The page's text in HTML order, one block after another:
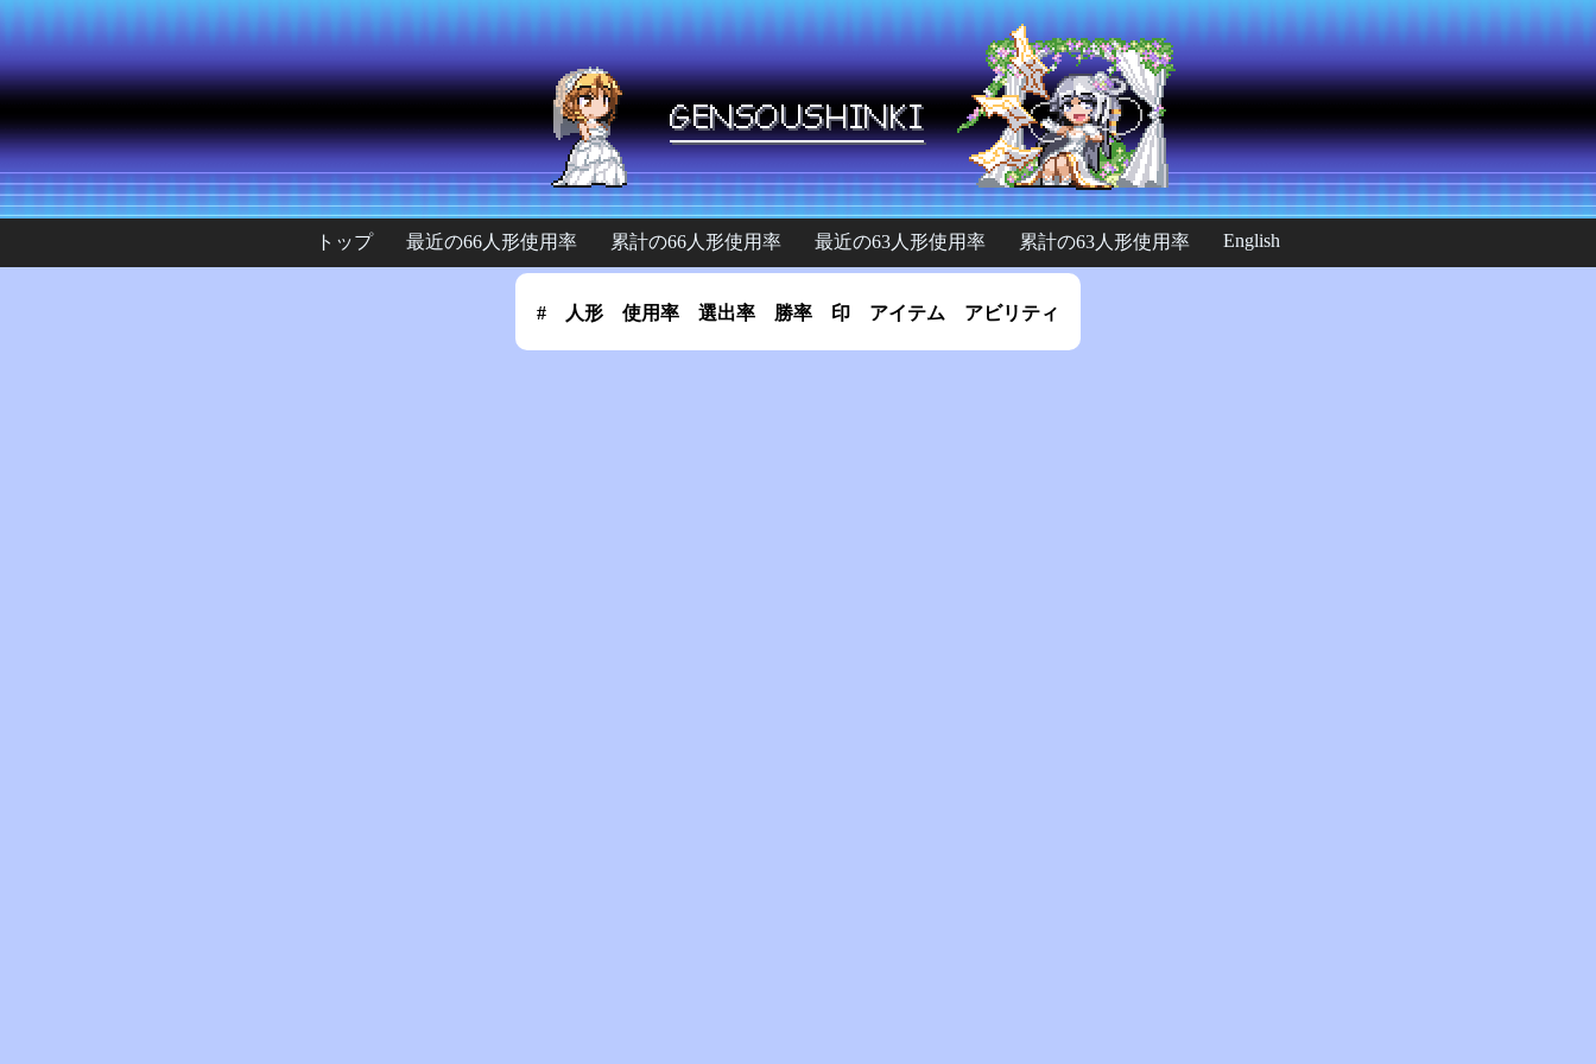
トップ 最近の66人形使用率 累計の66人形使用率 最近の63人形使用率 累計の63人形使用率 English
# 人形 使用率 選出率 勝率 印 アイテム アビリティ